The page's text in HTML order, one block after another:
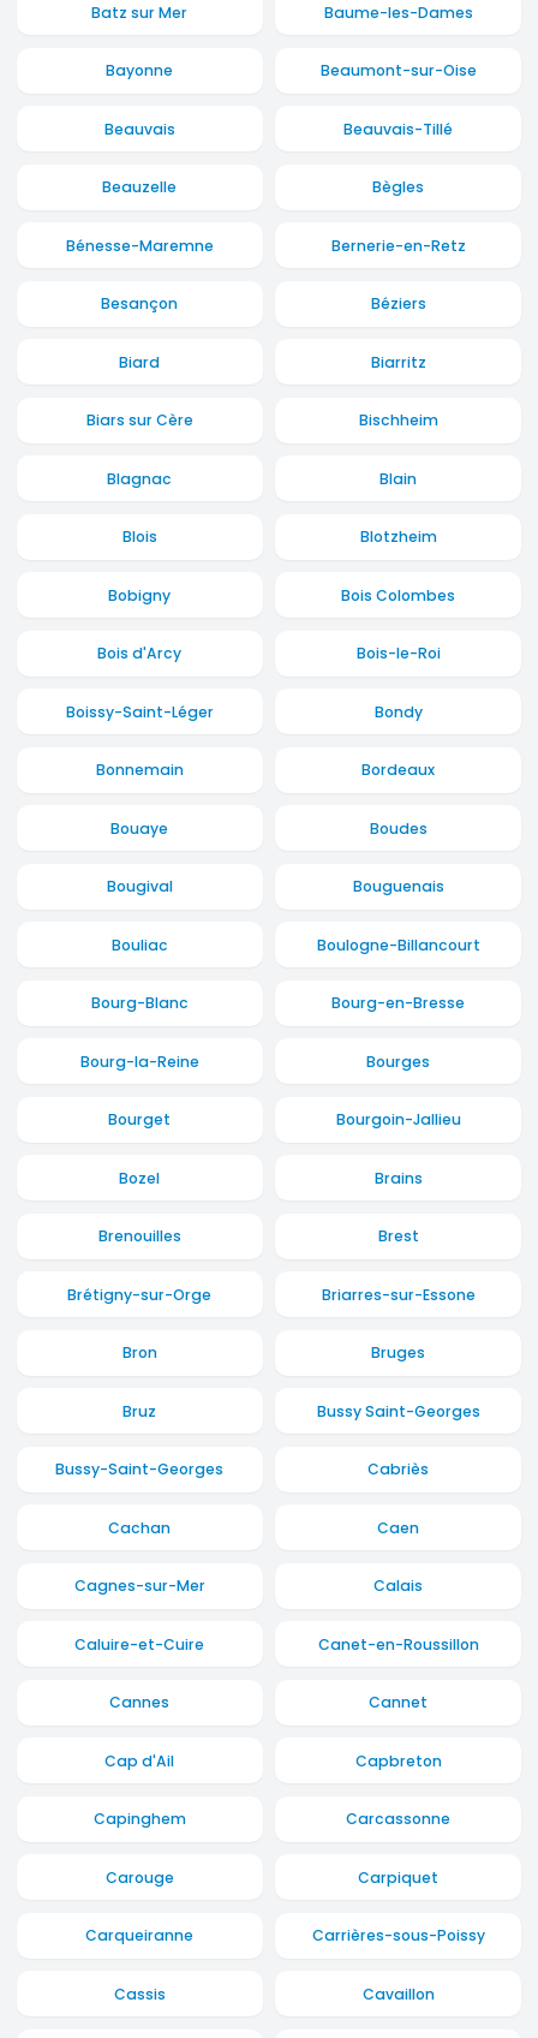
Batz sur Mer Baume-les-Dames
Bayonne Beaumont-sur-Oise
Beauvais Beauvais-Tillé
Beauzelle Bègles
Bénesse-Maremne Bernerie-en-Retz
Besançon Béziers
Biard Biarritz
Biars sur Cère Bischheim
Blagnac Blain
Blois Blotzheim
Bobigny Bois Colombes
Bois d'Arcy Bois-le-Roi
Boissy-Saint-Léger Bondy
Bonnemain Bordeaux
Bouaye Boudes
Bougival Bouguenais
Bouliac Boulogne-Billancourt
Bourg-Blanc Bourg-en-Bresse
Bourg-la-Reine Bourges
Bourget Bourgoin-Jallieu
Bozel Brains
Brenouilles Brest
Brétigny-sur-Orge Briarres-sur-Essone
Bron Bruges
Bruz Bussy Saint-Georges
Bussy-Saint-Georges Cabriès
Cachan Caen
Cagnes-sur-Mer Calais
Caluire-et-Cuire Canet-en-Roussillon
Cannes Cannet
Cap d'Ail Capbreton
Capinghem Carcassonne
Carouge Carpiquet
Carqueiranne Carrières-sous-Poissy
Cassis Cavaillon